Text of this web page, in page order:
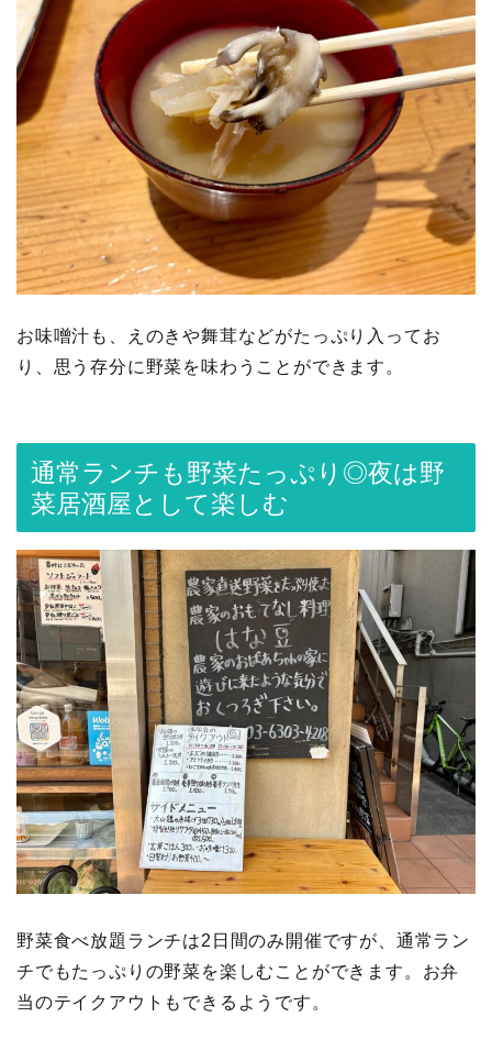
お味噌汁も、えのきや舞茸などがたっぷり入ってお
り、思う存分に野菜を味わうことができます。
通常ランチも野菜たっぷり◎夜は野
菜居酒屋として楽しむ
野菜食べ放題ランチは2日間のみ開催ですが、通常ラン
チでもたっぷりの野菜を楽しむことができます。お弁
当のテイクアウトもできるようです。